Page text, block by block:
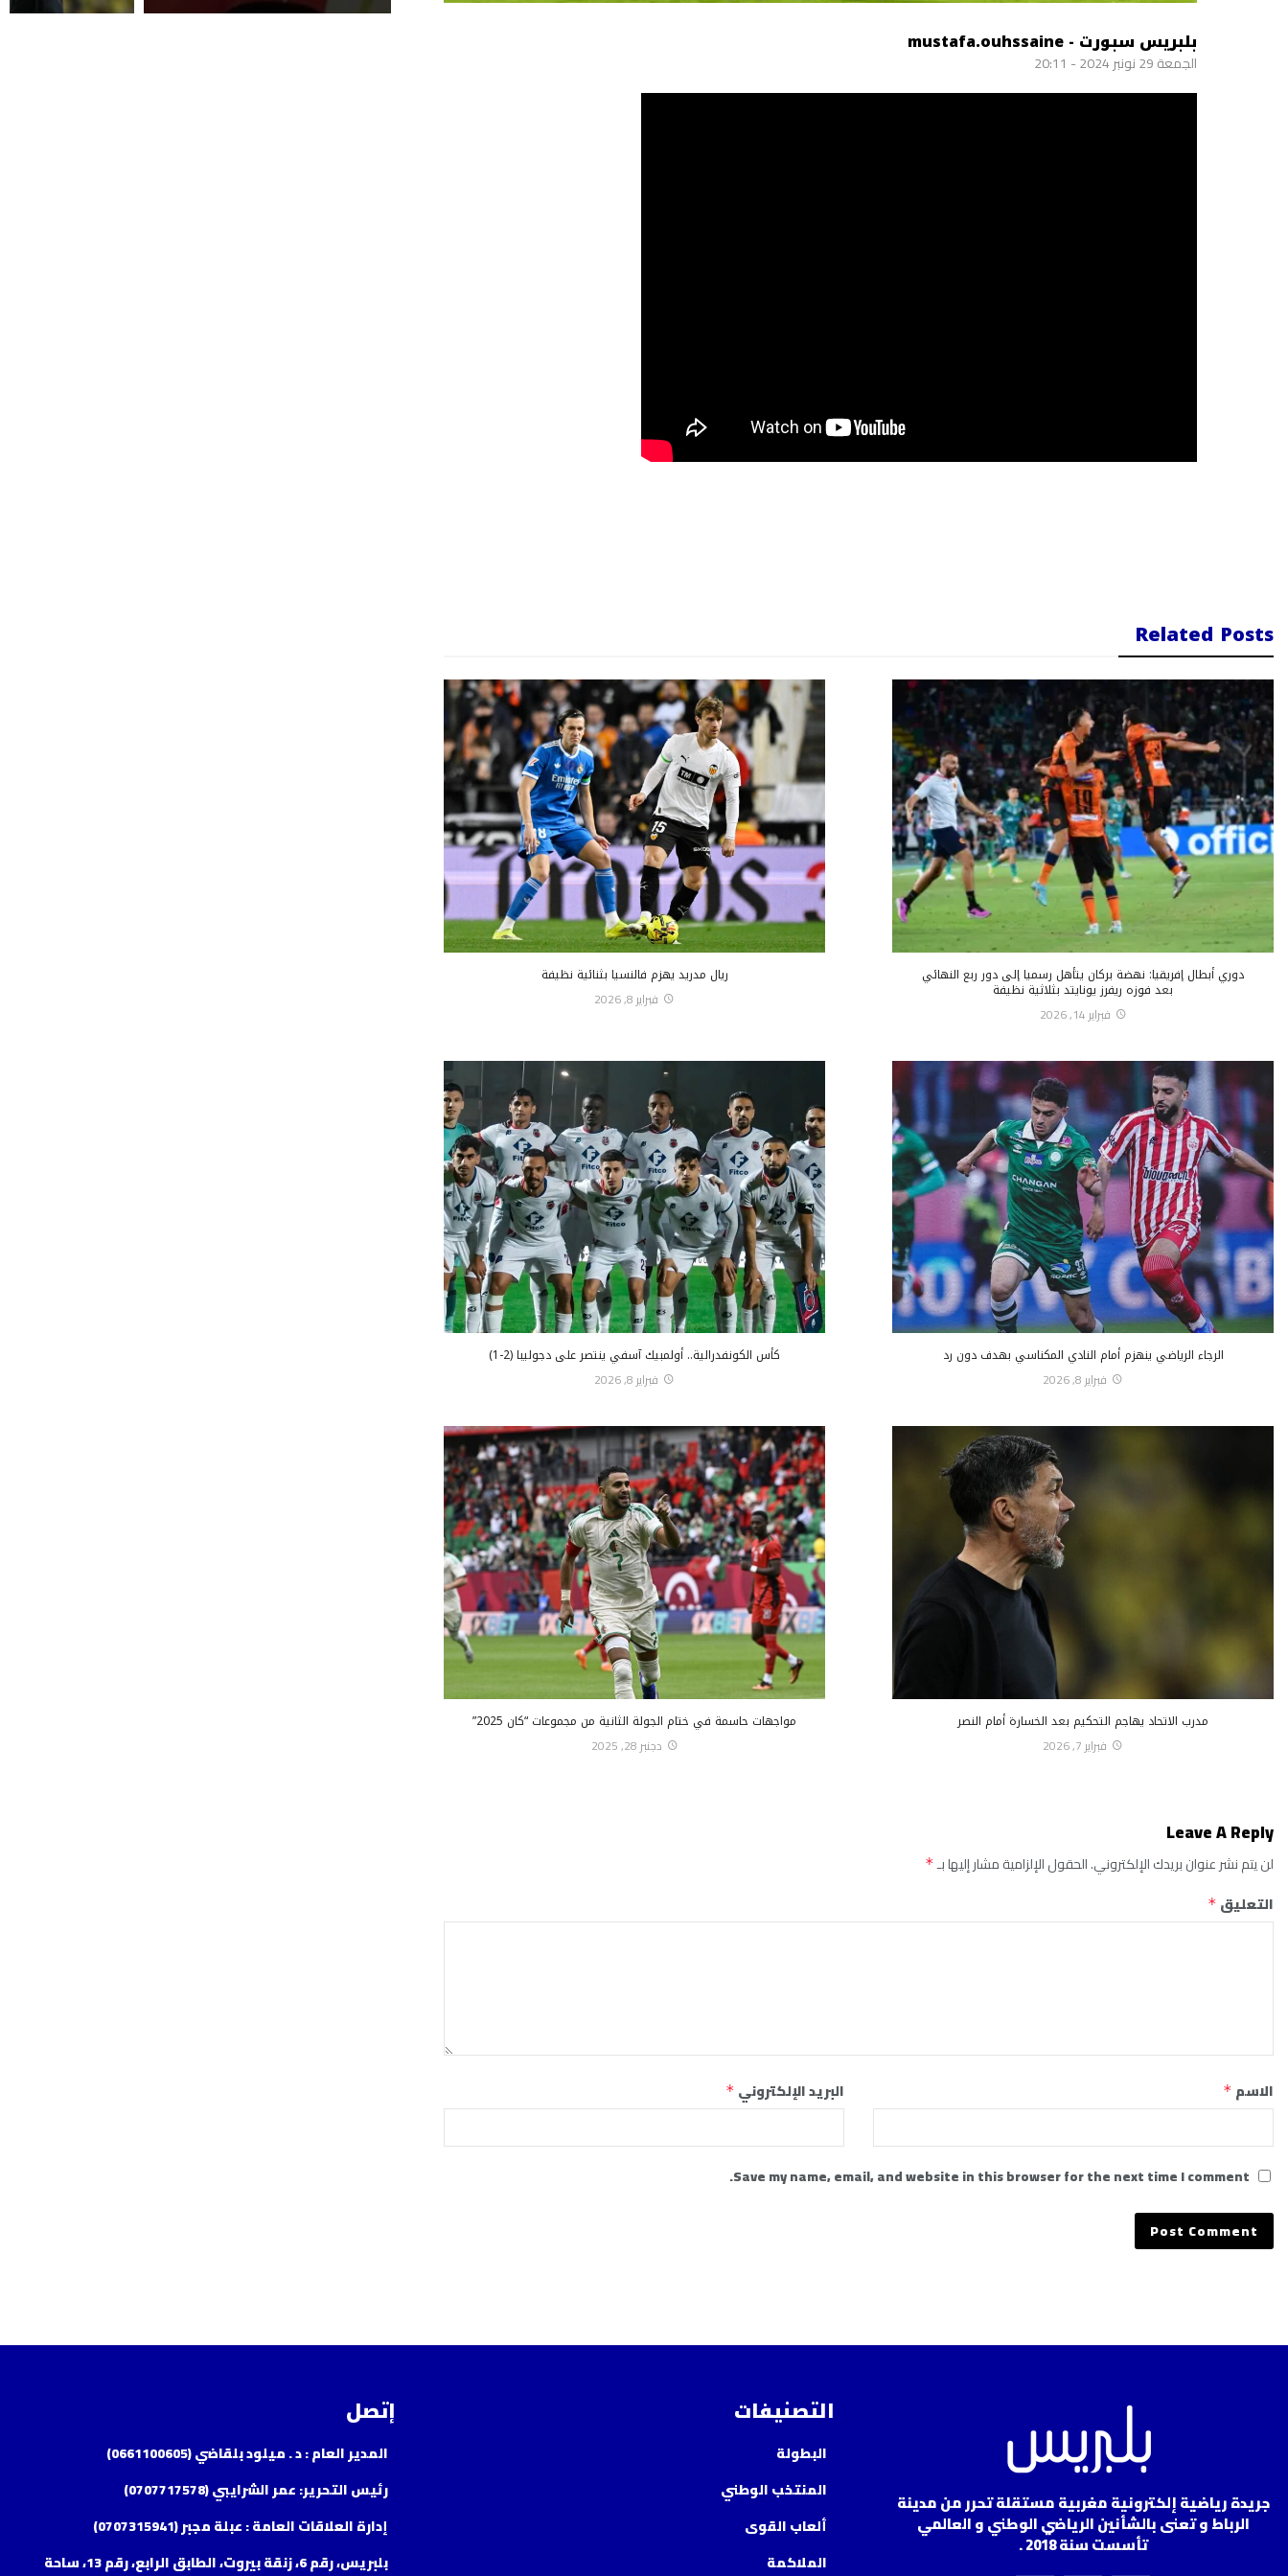
بلبريس سبورت - mustafa.ouhssaine
الجمعة 29 نونبر 2024 - 20:11
Related Posts
دوري أبطال إفريقيا: نهضة بركان يتأهل رسميا إلى دور ربع النهائي
بعد فوزه ريفرز يونايتد بثلاثية نظيفة
فبراير 14, 2026
ريال مدريد يهزم فالنسيا بثنائية نظيفة
فبراير 8, 2026
الرجاء الرياضي ينهزم أمام النادي المكناسي بهدف دون رد
فبراير 8, 2026
كأس الكونفدرالية.. أولمبيك آسفي ينتصر على دجوليبا (2-1)
فبراير 8, 2026
مدرب الاتحاد يهاجم التحكيم بعد الخسارة أمام النصر
فبراير 7, 2026
مواجهات حاسمة في ختام الجولة الثانية من مجموعات “كان 2025”
دجنبر 28, 2025
Leave A Reply
لن يتم نشر عنوان بريدك الإلكتروني.الحقول الإلزامية مشار إليها بـ*
التعليق *
الاسم * البريد الإلكتروني *
Save my name, email, and website in this browser for the next time I comment.
جريدة رياضية إلكترونية مغربية مستقلة تحرر من مدينة
الرباط و تعنى بالشأنين الرياضي الوطني و العالمي
تأسست سنة 2018 .
التصنيفات
البطولة
المنتخب الوطني
ألعاب القوى
الملاكمة
إتصل
المدير العام : د . ميلود بلقاضي (0661100605)
رئيس التحرير: عمر الشرايبي (0707717578)
إدارة العلاقات العامة : عبلة مجبر (0707315941)
بلبريس، رقم 6، زنقة بيروت، الطابق الرابع، رقم 13، ساحة